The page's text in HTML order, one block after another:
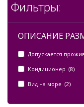
Фильтры:
ОПИСАНИЕ
Допускается
Кондиционер (8)
Вид на море (2)